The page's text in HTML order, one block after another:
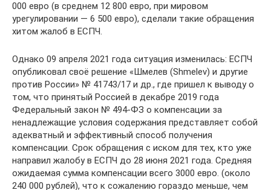
000 евро (в среднем 12 800 евро, при мировом
урегулировании — 6 500 евро), сделали такие обращения
хитом жалоб в ЕСПЧ.
Однако 09 апреля 2021 года ситуация изменилась: ЕСПЧ
опубликовал своё решение «Шмелев (Shmelev) и другие
против России» № 41743/17 и др., где пришел к выводу о
том, что принятый Россией в декабре 2019 года
Федеральный закон № 494-ФЗ о компенсации за
ненадлежащие условия содержания представляет собой
адекватный и эффективный способ получения
компенсации. Срок обращения с иском для тех, кто уже
направил жалобу в ЕСПЧ до 28 июня 2021 года. Средняя
ожидаемая сумма компенсации всего 3000 евро. (около
240 000 рублей), что к сожалению гораздо меньше, чем